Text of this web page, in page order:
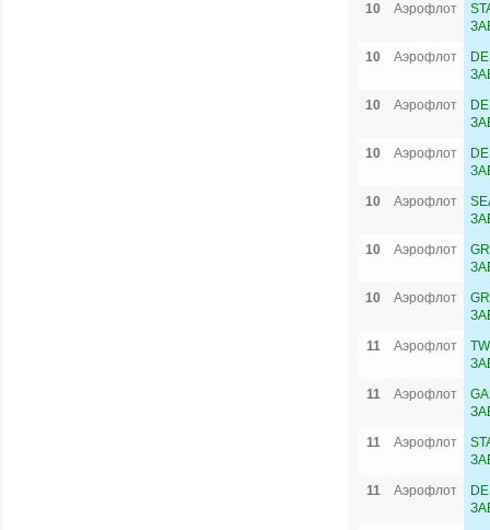
10
Аэрофлот
10
Аэрофлот
10
Аэрофлот
10
Аэрофлот
10
Аэрофлот
10
Аэрофлот
10
Аэрофлот
11
Аэрофлот
11
Аэрофлот
11
Аэрофлот
11
Аэрофлот